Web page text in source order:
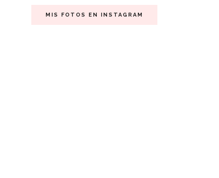
MIS FOTOS EN INSTAGRAM